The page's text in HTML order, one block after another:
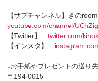
【サブチャンネル】きのroom
youtube.com/channel/
【Twitter】 twitter.com/
【インスタ】
↓お手紙やプレゼントの送り
〒194-0015